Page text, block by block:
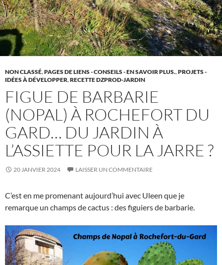
NON CLASSÉ,PAGES DE LIENS - CONSEILS - EN SAVOIR PLUS.,PROJETS -
IDÉES À DÉVELOPPER,RECETTE DZPROD-JARDIN
FIGUE DE BARBARIE
(NOPAL) À ROCHEFORT DU
GARD… DU JARDIN À
L’ASSIETTE POUR LA JARRE ?
20 JANVIER 2024 LAISSER UN COMMENTAIRE
C’est en me promenant aujourd’hui avec Uleen que je
remarque un champs de cactus : des figuiers de barbarie.